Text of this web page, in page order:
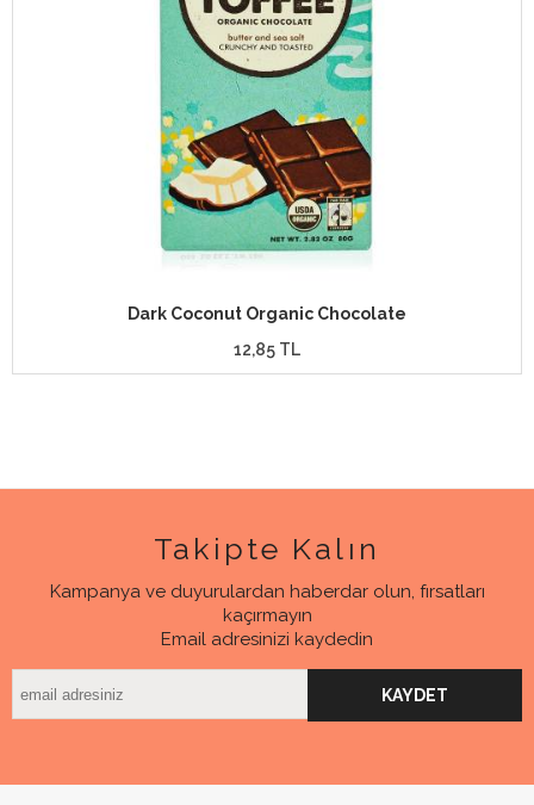
Dark Coconut Organic Chocolate
12,85 TL
Takipte Kalın
Kampanya ve duyurulardan haberdar olun, fırsatları
kaçırmayın
Email adresinizi kaydedin
KAYDET